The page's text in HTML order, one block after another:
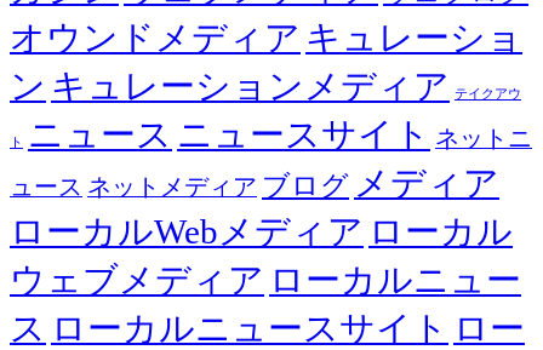
オウンドメディア キュレーショ
ン キュレーションメディア テイクアウ
ト ニュース ニュースサイト ネットニ
ュース ネットメディア ブログ メディア
ローカルWebメディア ローカル
ウェブメディア ローカルニュー
ス ローカルニュースサイト ロー